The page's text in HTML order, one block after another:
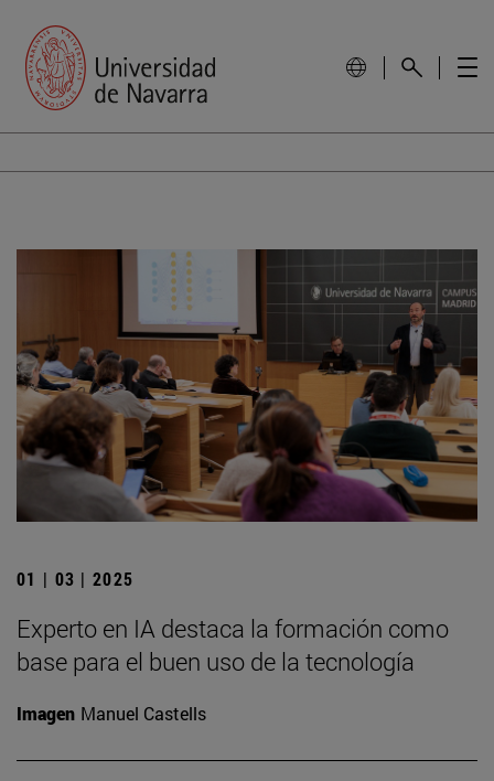
01 | 03 | 2025
Experto en IA destaca la formación como
base para el buen uso de la tecnología
Imagen Manuel Castells